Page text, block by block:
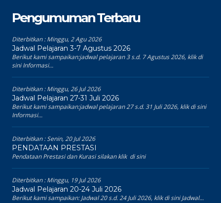
Pengumuman Terbaru
Diterbitkan :Minggu, 2 Agu 2026
Jadwal Pelajaran 3-7 Agustus 2026
Berikut kami sampaikan:jadwal pelajaran 3 s.d. 7 Agustus 2026, klik di
sini Informasi...
Diterbitkan :Minggu, 26 Jul 2026
Jadwal Pelajaran 27-31 Juli 2026
Berikut kami sampaikan:jadwal pelajaran 27 s.d. 31 Juli 2026, klik di sini
Informasi...
Diterbitkan :Senin, 20 Jul 2026
PENDATAAN PRESTASI
Pendataan Prestasi dan Kurasi silakan klik di sini
Diterbitkan :Minggu, 19 Jul 2026
Jadwal Pelajaran 20-24 Juli 2026
Berikut kami sampaikan: Jadwal 20 s.d. 24 Juli 2026, klik di sini Jadwal...